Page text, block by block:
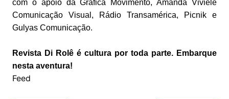
com o apoio da Gráfica Movimento, Amanda Viviele
Comunicação Visual, Rádio Transamérica, Picnik e
Gulyas Comunicação.
Revista Di Rolê é cultura por toda parte. Embarque
nesta aventura!
Feed